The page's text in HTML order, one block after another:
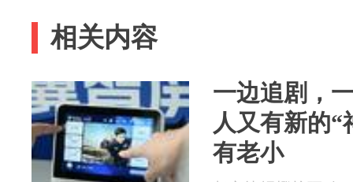
相关内容
一边追剧，
人又有新的
有老小